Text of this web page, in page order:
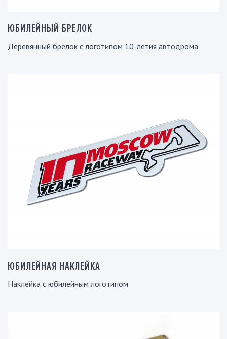
ЮБИЛЕЙНЫЙ БРЕЛОК
Деревянный брелок с логотипом 10-летия автодрома
ЮБИЛЕЙНАЯ НАКЛЕЙКА
Наклейка с юбилейным логотипом